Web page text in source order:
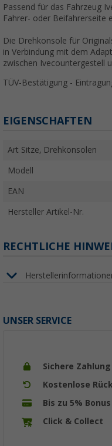
Passend für das Fahrzeug
Fahrer- oder Beifahrerseite
Die Drehkonsole für
in Verbindung mit dem
zwischen Ivecountergestell
TÜV-Bestätigung -
EIGENSCHAFTEN
Art Sitze, Drehkonsolen
Modell
EAN
Hersteller Artikel-Nr.
RECHTLICHE
UNSER SERVICE
Sichere
Kostenlose
Bis zu 5%
Click & Collect